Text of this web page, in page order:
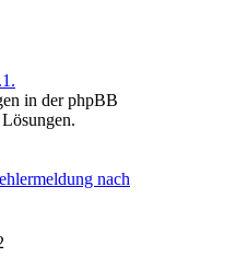
in der phpBB
nach